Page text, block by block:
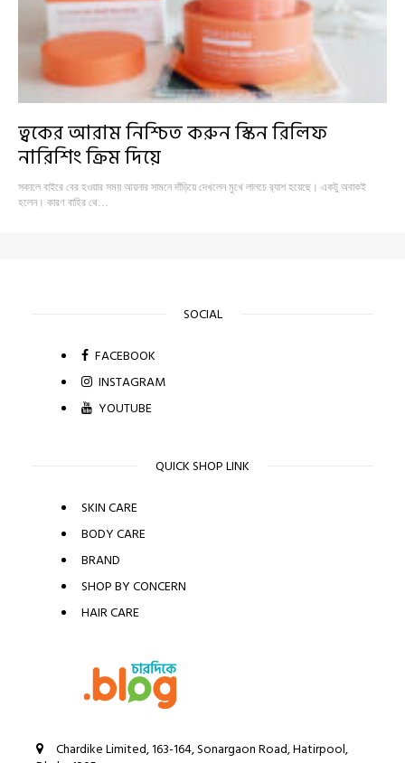
ত্বকের আরাম নিশ্চিত করুন স্কিন রিলিফ
নারিশিং ক্রিম দিয়ে
সকালে বাইরে বের হওয়ার সময় আয়নার সামনে দাঁড়িয়ে দেখলেন মুখে লালচে র‍্যাশ হয়েছে। একটু অবাকই
হলেন। কারণ বাহির থে…
SOCIAL
FACEBOOK
INSTAGRAM
YOUTUBE
QUICK SHOP LINK
SKIN CARE
BODY CARE
BRAND
SHOP BY CONCERN
HAIR CARE
Chardike Limited, 163-164, Sonargaon Road, Hatirpool,